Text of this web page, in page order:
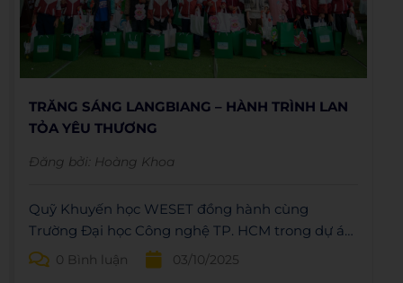
TRĂNG SÁNG LANGBIANG – HÀNH TRÌNH LAN
TỎA YÊU THƯƠNG
Đăng bởi: Hoàng Khoa
Quỹ Khuyến học WESET đồng hành cùng
Trường Đại học Công nghệ TP. HCM trong dự án
“Trăng sáng LangBiang”, mang Trung thu ấm áp
đến các em nhỏ tại núi rừng LangBiang.
0 Bình luận 03/10/2025